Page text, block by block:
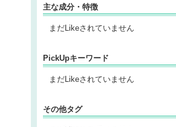
主な成分・特徴
まだLikeされていません
PickUpキーワード
まだLikeされていません
その他タグ